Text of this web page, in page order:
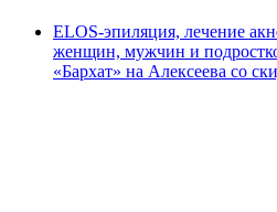
ELOS-эпиляция, лечение
женщин, мужчин и
«Бархат» на Алексеева со